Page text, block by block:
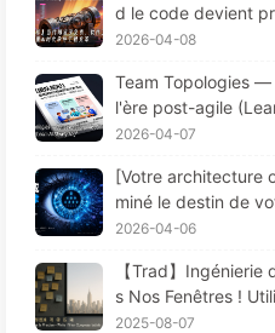
d le code devient
goulot
A pas à pas 173
2026-04-08
Team Topologies
l'ère post-agile
2026-04-07
[Votre architecture
miné le destin de
ay, une loi
cielle à l’ère de
ment 171
2026-04-06
【Trad】
s Nos Fenêtres !
édaction, Filtrage,
2025-08-07